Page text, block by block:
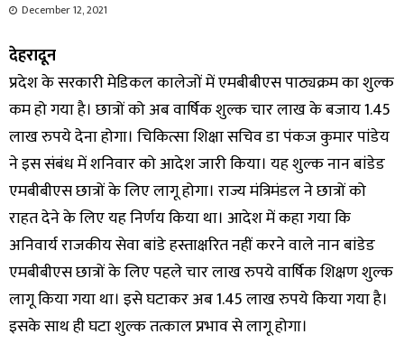
December 12, 2021
देहरादून
प्रदेश के सरकारी मेडिकल कालेजों में एमबीबीएस पाठ्यक्रम का शुल्क
कम हो गया है। छात्रों को अब वार्षिक शुल्क चार लाख के बजाय 1.45
लाख रुपये देना होगा। चिकित्सा शिक्षा सचिव डा पंकज कुमार पांडेय
ने इस संबंध में शनिवार को आदेश जारी किया। यह शुल्क नान बांडेड
एमबीबीएस छात्रों के लिए लागू होगा। राज्य मंत्रिमंडल ने छात्रों को
राहत देने के लिए यह निर्णय किया था। आदेश में कहा गया कि
अनिवार्य राजकीय सेवा बांडे हस्ताक्षरित नहीं करने वाले नान बांडेड
एमबीबीएस छात्रों के लिए पहले चार लाख रुपये वार्षिक शिक्षण शुल्क
लागू किया गया था। इसे घटाकर अब 1.45 लाख रुपये किया गया है।
इसके साथ ही घटा शुल्क तत्काल प्रभाव से लागू होगा।